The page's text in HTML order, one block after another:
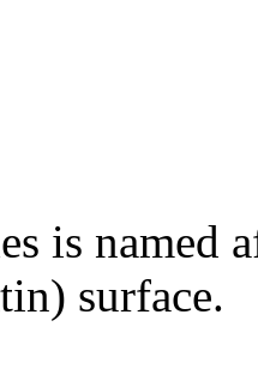
is named
surface.